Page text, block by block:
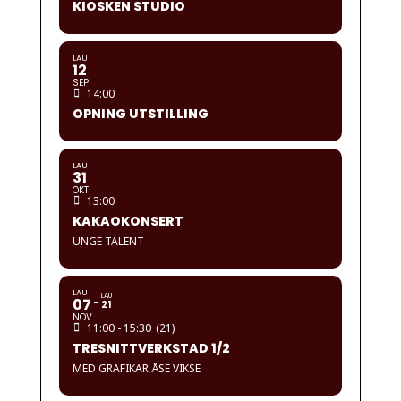
KIOSKEN STUDIO
LAU
12
SEP
14:00
OPNING UTSTILLING
LAU
31
OKT
13:00
KAKAOKONSERT
UNGE TALENT
LAU
07
NOV
LAU
21
11:00 - 15:30 (21)
TRESNITTVERKSTAD 1/2
MED GRAFIKAR ÅSE VIKSE